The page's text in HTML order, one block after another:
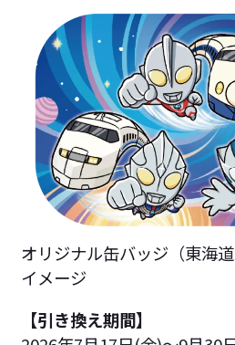
オリジナル缶バッジ（東海
イメージ
【引き換え期間】